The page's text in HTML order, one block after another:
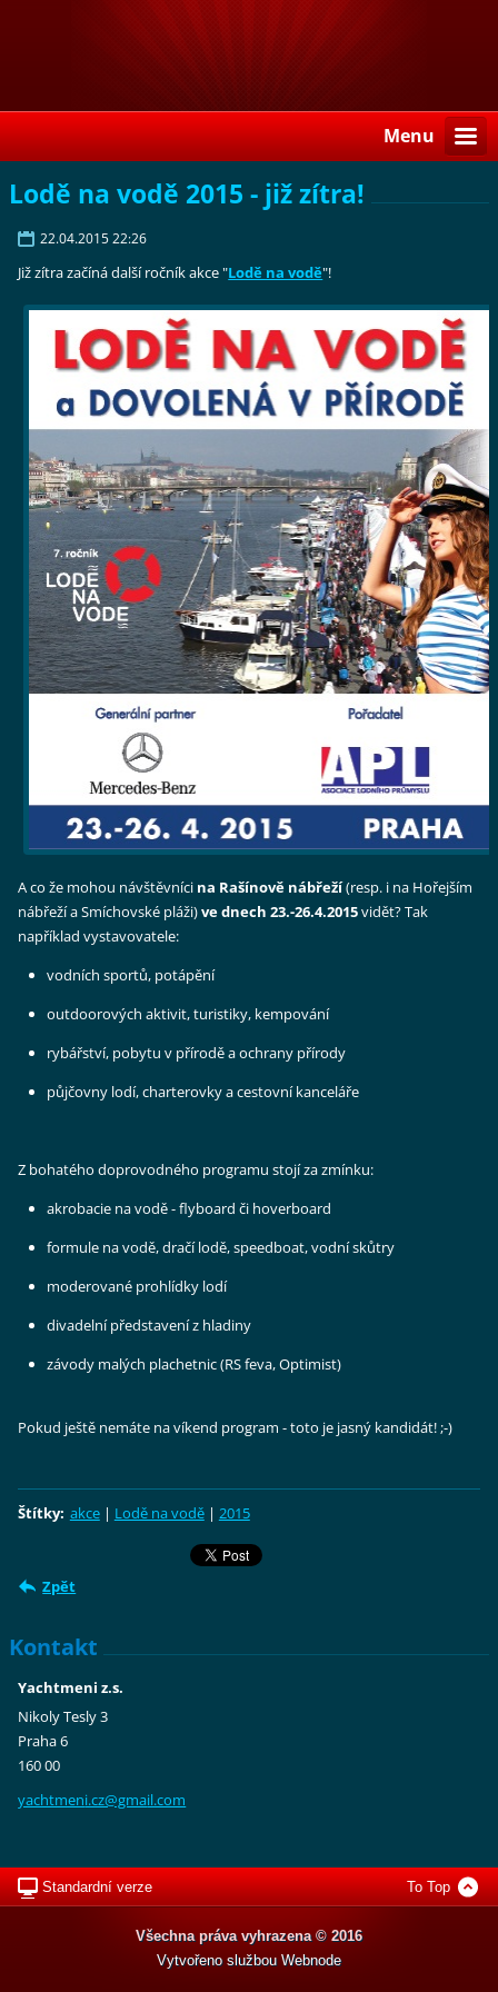
Menu
Lodě na vodě 2015 - již zítra!
22.04.2015 22:26
Již zítra začíná další ročník akce "Lodě na vodě"!
A co že mohou návštěvníci na Rašínově nábřeží(resp. i na Hořejším
nábřeží a Smíchovské pláži)ve dnech 23.-26.4.2015vidět? Tak
například vystavovatele:
vodních sportů, potápění
outdoorových aktivit, turistiky, kempování
rybářství, pobytu v přírodě a ochrany přírody
půjčovny lodí, charterovky a cestovní kanceláře
Z bohatého doprovodného programu stojí za zmínku:
akrobacie na vodě - flyboard či hoverboard
formule na vodě, dračí lodě, speedboat, vodní skůtry
moderované prohlídky lodí
divadelní představení z hladiny
závody malých plachetnic (RS feva, Optimist)
Pokud ještě nemáte na víkend program - toto je jasný kandidát! ;-)
Štítky: akce | Lodě na vodě | 2015
Zpět
Kontakt
Yachtmeni z.s.
Nikoly Tesly 3
Praha 6
160 00
yachtmeni.cz@gmail.com
Standardní verze To Top
Všechna práva vyhrazena © 2016
Vytvořeno službou Webnode